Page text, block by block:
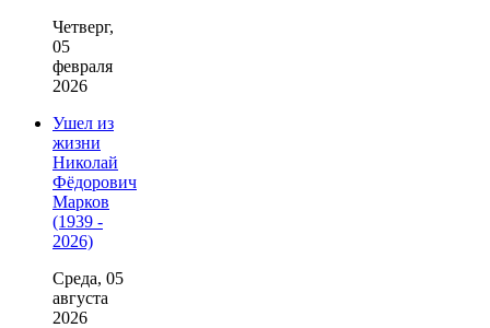
Четверг,
05
февраля
2026
Ушел из
жизни
Николай
Фёдорович
Марков
(1939 -
2026)
Среда, 05
августа
2026